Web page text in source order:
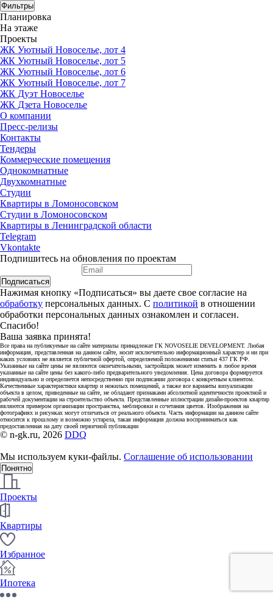
Фильтры
Планировка
На этаже
Проекты
ЖК Уютный Новоселье, лот 4
ЖК Уютный Новоселье, лот 5
ЖК Уютный Новоселье, лот 6
ЖК Уютный Новоселье, лот 7
ЖК Дуэт Новоселье
ЖК Дзета Новоселье
О компании
Пресс-релизы
Контакты
Тендеры
Коммерческие помещения
Однокомнатные
Двухкомнатные
Студии
Квартиры в Ломоносовском
Студии в Ломоносовском
Квартиры в Ленинградской области
Telegram
Vkontakte
Подпишитесь на обновления по проектам
Подписаться
Нажимая кнопку «Подписаться» вы даете свое согласие на
обработку персональных данных. С политикой в отношении
обработки персональных данных ознакомлен и согласен.
Спасибо!
Ваша заявка принята!
Все права на публикуемые на сайте материалы принадлежат ГК NOVOSELIE DEVELOPMENT. Любая
информация, представленная на данном сайте, носит исключительно информационный характер и ни при
каких условиях не является публичной офертой, определяемой положениями статьи 437 ГК РФ.
Указанные на сайте цены не являются окончательными, застройщик может изменить в любое время
указанные на сайте цены без какого-либо предварительного уведомления. Цена договора формируется
индивидуально и определяется непосредственно при подписании договора с конкретным клиентом.
Качественные характеристики квартир и нежилых помещений, а также все варианты визуализации
объекта в целом, приведенные на сайте, не обладают признаками абсолютной идентичности проектной и
рабочей документации на строительство объекта. Представленные иллюстрации дизайн-проектов квартир
являются примером организации пространства, меблировки и сочетания цветов. Изображения на
фотографиях и рисунках могут отличаться от реального объекта. Часть информации на данном сайте
относится к прошлому и возможно устарела, такая информация должна восприниматься как
предоставленная на дату своей первичной публикации
© n-gk.ru, 2026 DDQ
Мы используем куки-файлы. Соглашение об использовании
Понятно
Проекты
Квартиры
Избранное
Ипотека